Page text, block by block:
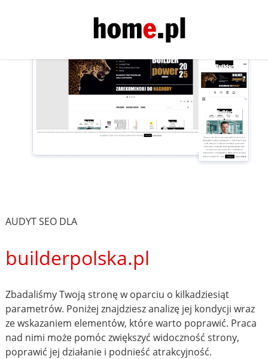
AUDYT SEO DLA
builderpolska.pl
Zbadaliśmy Twoją stronę w oparciu o kilkadziesiąt
parametrów. Poniżej znajdziesz analizę jej kondycji wraz
ze wskazaniem elementów, które warto poprawić. Praca
nad nimi może pomóc zwiększyć widoczność strony,
poprawić jej działanie i podnieść atrakcyjność.